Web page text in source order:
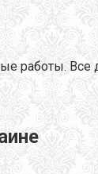
работы. Все